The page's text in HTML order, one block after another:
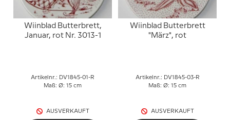
Wiinblad Butterbrett,
Januar, rot Nr. 3013-1
Artikelnr.: DV1845-01-R
Maß: Ø: 15 cm
AUSVERKAUFT
Wiinblad Butterbrett
"März", rot
Artikelnr.: DV1845-03-R
Maß: Ø: 15 cm
AUSVERKAUFT